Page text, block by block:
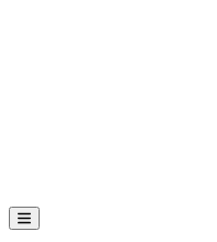
Abrir menú